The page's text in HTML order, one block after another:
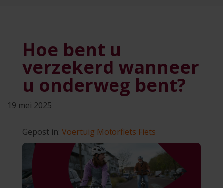
Hoe bent u
verzekerd wanneer
u onderweg bent?
19 mei 2025
Gepost in: Voertuig Motorfiets Fiets